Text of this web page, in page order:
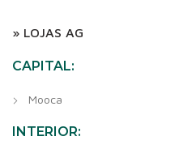
» LOJAS AG
CAPITAL:
Mooca
INTERIOR: